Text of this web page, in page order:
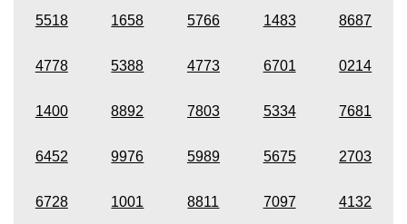
5518 1658 5766 1483 8687
4778 5388 4773 6701 0214
1400 8892 7803 5334 7681
6452 9976 5989 5675 2703
6728 1001 8811 7097 4132